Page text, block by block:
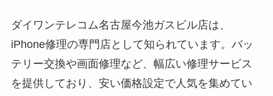
ダイワンテレコム名古屋今池ガスビル店は、
iPhone修理の専門店として知られています。バッ
テリー交換や画面修理など、幅広い修理サービス
を提供しており、安い価格設定で人気を集めてい